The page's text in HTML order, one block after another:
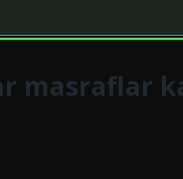
masraflar